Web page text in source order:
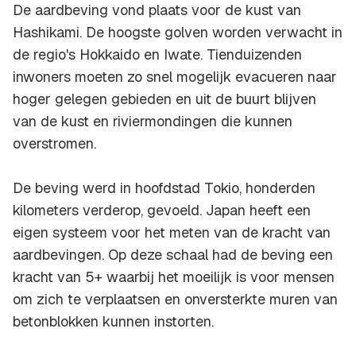
De aardbeving vond plaats voor de kust van
Hashikami. De hoogste golven worden verwacht in
de regio's Hokkaido en Iwate. Tienduizenden
inwoners moeten zo snel mogelijk evacueren naar
hoger gelegen gebieden en uit de buurt blijven
van de kust en riviermondingen die kunnen
overstromen.
De beving werd in hoofdstad Tokio, honderden
kilometers verderop, gevoeld. Japan heeft een
eigen systeem voor het meten van de kracht van
aardbevingen. Op deze schaal had de beving een
kracht van 5+ waarbij het moeilijk is voor mensen
om zich te verplaatsen en onversterkte muren van
betonblokken kunnen instorten.